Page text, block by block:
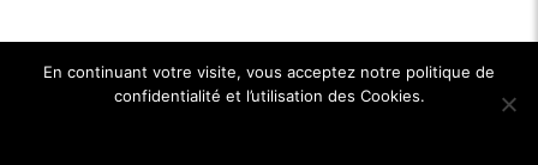
En continuant votre visite, vous acceptez notre politique de
confidentialité et l’utilisation des Cookies.